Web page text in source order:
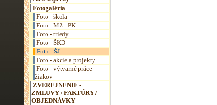
Fotogaléria
Foto - škola
Foto - MZ - PK
Foto - triedy
Foto - ŠKD
Foto - ŠJ
Foto - akcie a projekty
Foto - výtvarné práce
žiakov
ZVEREJNENIE -
ZMLUVY / FAKTÚRY /
OBJEDNÁVKY